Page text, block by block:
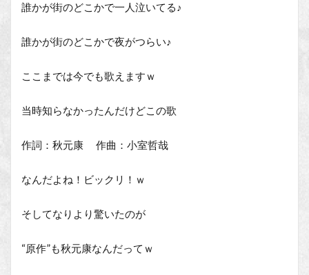
誰かが街のどこかで一人泣いてる♪
誰かが街のどこかで夜がつらい♪
ここまでは今でも歌えますｗ
当時知らなかったんだけどこの歌
作詞：秋元康 作曲：小室哲哉
なんだよね！ビックリ！ｗ
そしてなりより驚いたのが
“原作”も秋元康なんだってｗ